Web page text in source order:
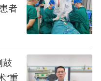
规划，在影像引
成了支架植入和
是微创介入，不
尤其友好。术后
者
鼓